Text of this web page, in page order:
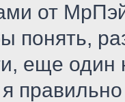
от
понять,
еще один